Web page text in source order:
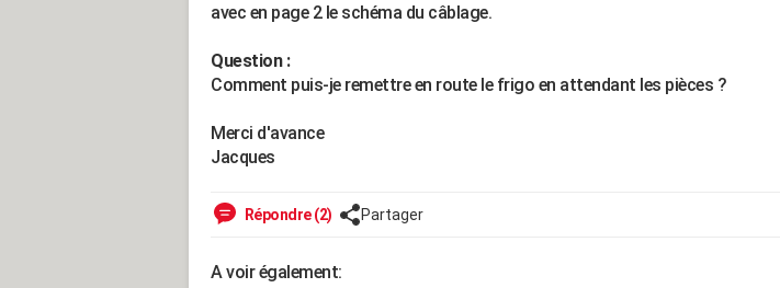
avec en page 2 le schéma du câblage.
Question :
Comment puis-je remettre en route le frigo en attendant les pièces ?
Merci d'avance
Jacques
Répondre (2) Partager
A voir également: